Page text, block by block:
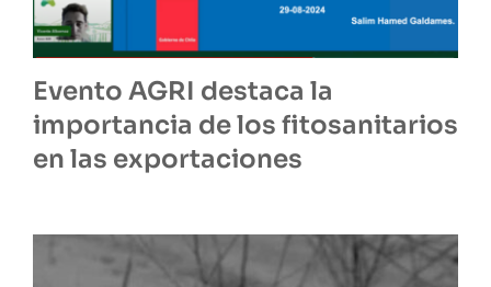
Evento AGRI destaca la
importancia de los fitosanitarios
en las exportaciones